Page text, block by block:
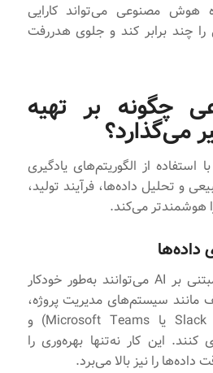
هوش مصنوعی می‌تواند کارایی
چند برابر کند و جلوی هدررفت
چگونه بر تهیه
می‌گذارد؟
از الگوریتم‌های یادگیری
و تحلیل داده‌ها، فرآیند تولید،
هوشمندتر می‌کند.
داده‌ها
ربات‌ها و نرم‌افزارهای مبتنی بر AI می‌توانند به‌طور خودکار
مانند سیستم‌های مدیریت پروژه،
ابزارهای ارتباطی (مثلاً Slack یا Microsoft Teams) و
کنند. این کار نه‌تنها بهره‌وری را
را نیز بالا می‌برد.